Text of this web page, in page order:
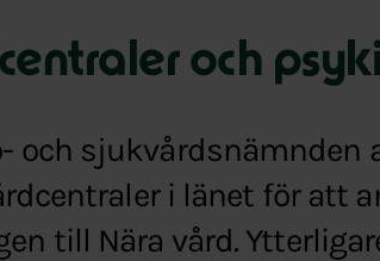
och
och sjukvårdsnämnden
i länet för att
till Nära vård.